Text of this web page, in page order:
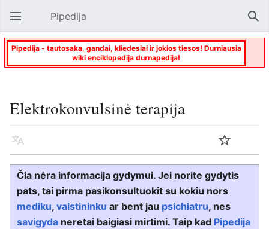
Atverti pagrindinį meniu Pipedija
Pipedija - tautosaka, gandai, kliedesiai ir jokios tiesos! Durniausia
wiki enciklopedija durnapedija!
Elektrokonvulsinė terapija
Kalba Stebėti
Čia nėra informacija gydymui. Jei norite gydytis
pats, tai pirma pasikonsultuokit su kokiu nors
mediku,vaistininku ar bent jau psichiatru, nes
savigyda neretai baigiasi mirtimi. Taip kad Pipedija